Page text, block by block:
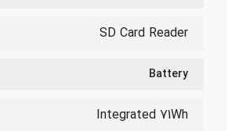
SD Card Reader
Battery
Integrated 71Wh